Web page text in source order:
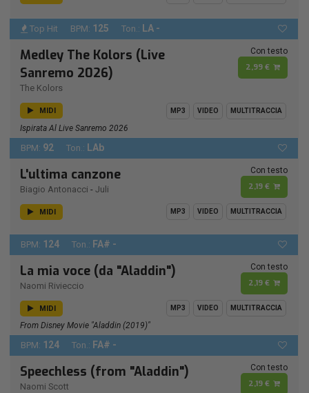
Top Hit BPM: 125 Ton.: LA -
Medley The Kolors (Live
Sanremo 2026)
The Kolors
Con testo
2,99 €
MIDI MP3 VIDEO MULTITRACCIA
Ispirata Al Live Sanremo 2026
BPM: 92 Ton.: LAb
L'ultima canzone
Biagio Antonacci - Juli
Con testo
2,19 €
MIDI MP3 VIDEO MULTITRACCIA
BPM: 124 Ton.: FA# -
La mia voce (da "Aladdin")
Naomi Rivieccio
Con testo
2,19 €
MIDI MP3 VIDEO MULTITRACCIA
From Disney Movie "Aladdin (2019)"
BPM: 124 Ton.: FA# -
Speechless (from "Aladdin")
Naomi Scott
Con testo
2,19 €